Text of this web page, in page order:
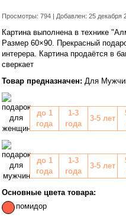
Просмотры: 794 | Добавлен: 25 декабря
Картина выполнена в технике
Размер 60×90. Прекрасный
интерера. Картина продаётся в
сверкает
Товар предназначен: Для
до 1
года
1-3
года
3-5 лет
до 1
года
1-3
года
3-5 лет
Основные цвета товара:
помидор